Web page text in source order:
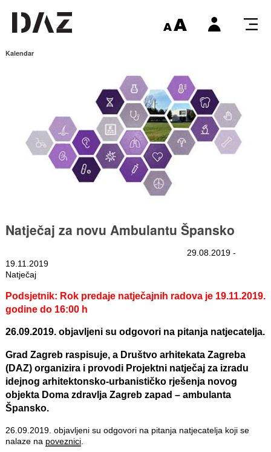
Kalendar
Natječaj za novu Ambulantu Špansko
29.08.2019 -
19.11.2019
Natječaj
Podsjetnik: Rok predaje natječajnih radova je 19.11.2019.
godine do 16:00 h
26.09.2019. objavljeni su odgovori na pitanja natjecatelja.
Grad Zagreb raspisuje, a Društvo arhitekata Zagreba
(DAZ) organizira i provodi Projektni natječaj za izradu
idejnog arhitektonsko-urbanističko rješenja novog
objekta Doma zdravlja Zagreb zapad – ambulanta
Špansko.
26.09.2019. objavljeni su odgovori na pitanja natjecatelja koji se
nalaze na poveznici.